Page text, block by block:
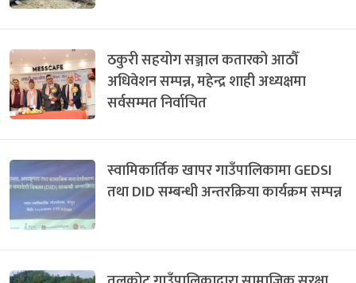
ठकुरी सहयोग सञ्जाल कतारको आठौँ
अधिवेशन सम्पन्न, महेन्द्र शाही अध्यक्षमा
सर्वसम्मत निर्वाचित
स्वामिकार्तिक खापर गाउँपालिकामा GEDSI
तथा DID सम्बन्धी अन्तरक्रिया कार्यक्रम सम्पन्न